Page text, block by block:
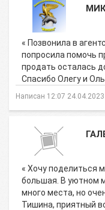
« Позвонила в
попросила помочь
продать осталась
Спасибо Олегу и
Написан 12:07 24.04.2023
« Хочу поделиться
большая. В уютном
много места, но
Тишина, приятный